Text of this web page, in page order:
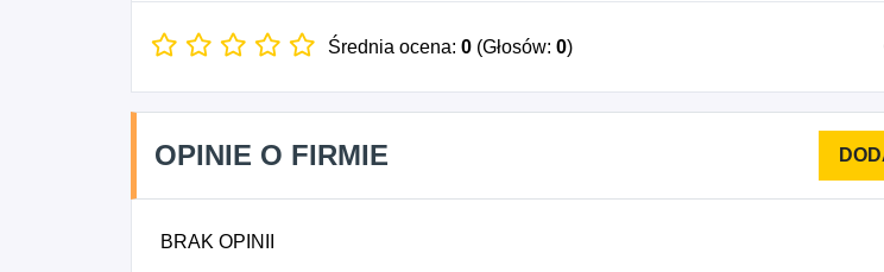
Średnia ocena: 0 (Głosów: 0)
OPINIE O FIRMIE
BRAK OPINII